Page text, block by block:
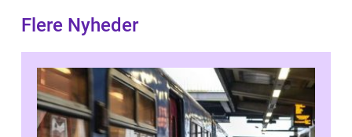
Flere Nyheder